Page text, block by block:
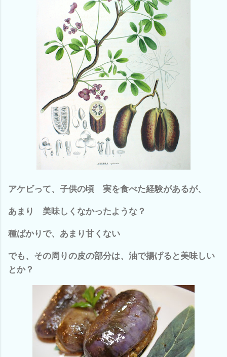
アケビって、子供の頃 実を食べた経験があるが、
あまり 美味しくなかったような？
種ばかりで、あまり甘くない
でも、その周りの皮の部分は、油で揚げると美味しい
とか？